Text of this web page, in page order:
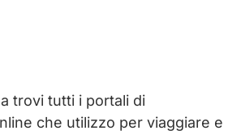
trovi tutti i portali di
che utilizzo per viaggiare e